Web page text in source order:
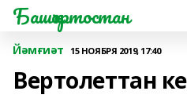
Башҡортостан
Йәмғиәт 15 НОЯБРЯ 2019, 17:40
Вертолеттан